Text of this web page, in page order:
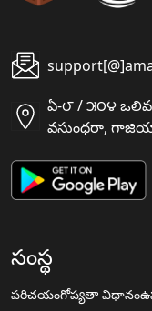
ఏ-౮ / ౫౦౪ ఒలివ
వసుంధరా,
సంస్థ
పరిచయంగోప్యతా విధానం